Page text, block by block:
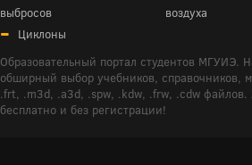
выбросов
воздуха
Циклоны
Образовательный портал студентов МГУИЭ.
обширный выбор учебников, справочников,
.frt, .m3d, .a3d, .spw, .kdw, .frw, .cdw файлов.
бесплатно и без регистрации!